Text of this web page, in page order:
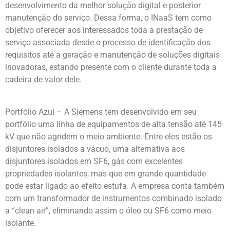
desenvolvimento da melhor solução digital e posterior
manutenção do serviço. Dessa forma, o INaaS tem como
objetivo oferecer aos interessados toda a prestação de
serviço associada desde o processo de identificação dos
requisitos até a geração e manutenção de soluções digitais
inovadoras, estando presente com o cliente durante toda a
cadeira de valor dele.
Portfólio Azul – A Siemens tem desenvolvido em seu
portfólio uma linha de equipamentos de alta tensão até 145
kV que não agridem o meio ambiente. Entre eles estão os
disjuntores isolados a vácuo, uma alternativa aos
disjuntores isolados em SF6, gás com excelentes
propriedades isolantes, mas que em grande quantidade
pode estar ligado ao efeito estufa. A empresa conta também
com um transformador de instrumentos combinado isolado
a “clean air”, eliminando assim o óleo ou SF6 como meio
isolante.